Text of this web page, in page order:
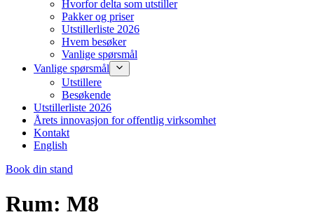
Hvorfor delta som utstiller
Pakker og priser
Utstillerliste 2026
Hvem besøker
Vanlige spørsmål
Vanlige spørsmål
Utstillere
Besøkende
Utstillerliste 2026
Årets innovasjon for offentlig virksomhet
Kontakt
English
Book din stand
Rum: M8